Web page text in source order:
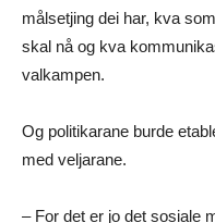
målsetjing dei har, kva
skal nå og kva
valkampen.
Og politikarane burde
med veljarane.
– For det er jo det sosiale